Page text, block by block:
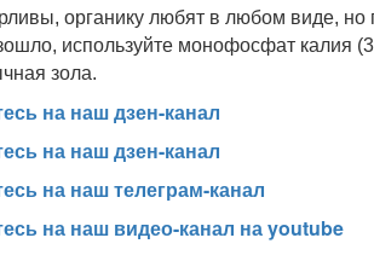
органику любят в любом виде, но
используйте монофосфат калия
зола.
на наш дзен-канал
на наш дзен-канал
на наш телеграм-канал
на наш видео-канал на youtube